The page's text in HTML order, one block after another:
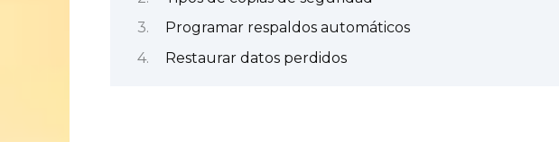
Programar respaldos automáticos
Restaurar datos perdidos